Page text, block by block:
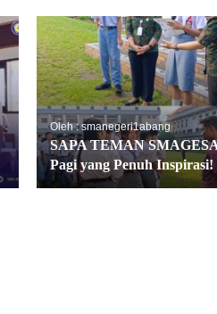
Oleh : smanegeri1abang
SAPA TEMAN
Pagi yang Penuh Inspirasi!